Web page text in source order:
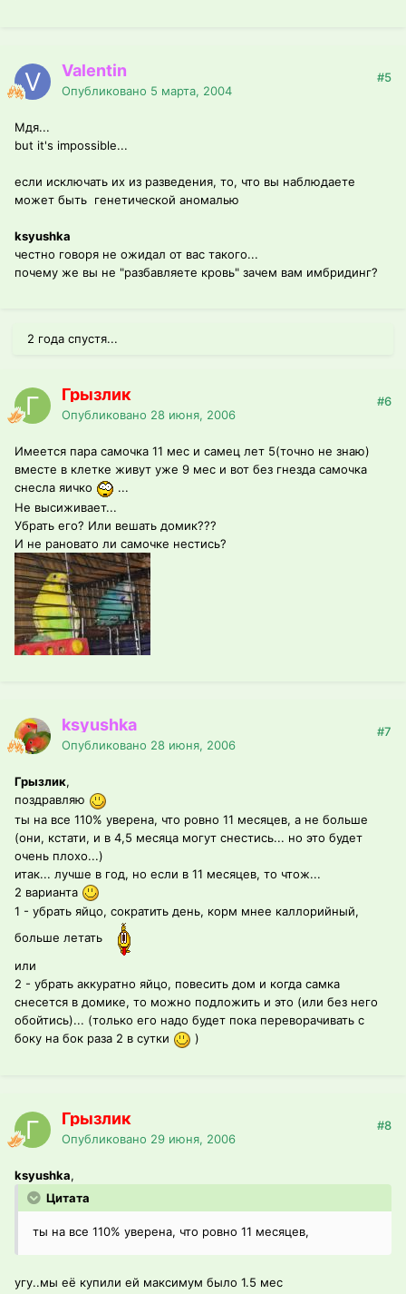
Valentin
Опубликовано 5 марта, 2004
#5
Мдя...
but it's impossible...
если исключать их из разведения, то, что вы наблюдаете
может быть генетической аномалью
ksyushka
честно говоря не ожидал от вас такого...
почему же вы не "разбавляете кровь" зачем вам имбридинг?
2 года спустя...
Грызлик
Опубликовано 28 июня, 2006
#6
Имеется пара самочка 11 мес и самец лет 5(точно не знаю)
вместе в клетке живут уже 9 мес и вот без гнезда самочка
снесла яичко
...
Не высиживает...
Убрать его? Или вешать домик???
И не рановато ли самочке нестись?
ksyushka
Опубликовано 28 июня, 2006
#7
Грызлик,
поздравляю
ты на все 110% уверена, что ровно 11 месяцев, а не больше
(они, кстати, и в 4,5 месяца могут снестись... но это будет
очень плохо...)
итак... лучше в год, но если в 11 месяцев, то чтож...
2 варианта
1 - убрать яйцо, сократить день, корм мнее каллорийный,
больше летать
или
2 - убрать аккуратно яйцо, повесить дом и когда самка
снесется в домике, то можно подложить и это (или без него
обойтись)... (только его надо будет пока переворачивать с
боку на бок раза 2 в сутки
)
Грызлик
Опубликовано 29 июня, 2006
#8
ksyushka,
Цитата
ты на все 110% уверена, что ровно 11 месяцев,
угу..мы её купили ей максимум было 1.5 мес